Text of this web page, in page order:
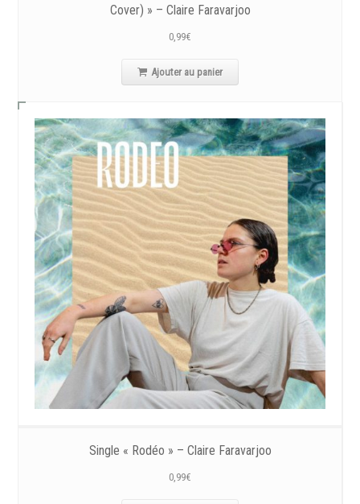
Cover) » – Claire Faravarjoo
0,99€
Ajouter au panier
Single « Rodéo » – Claire Faravarjoo
0,99€